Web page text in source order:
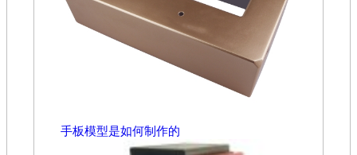
手板模型是如何制作的